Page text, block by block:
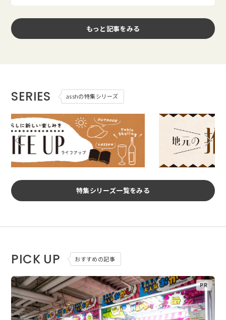
もっと記事をみる
SERIES asshの特集シリーズ
特集シリーズ一覧をみる
PICK UP おすすめの記事